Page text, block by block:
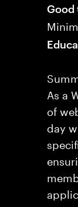
Good
As a
of
day